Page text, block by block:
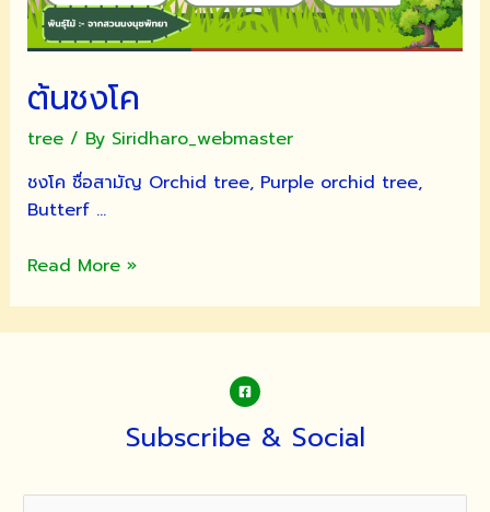
ต้นชงโค
tree/ By Siridharo_webmaster
ชงโค ชื่อสามัญ Orchid tree, Purple orchid tree,
Butterf …
ต้น
Read More »
Subscribe & Social